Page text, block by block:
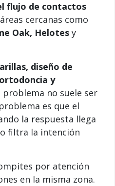
flujo de contactos
cercanas como
Oak, Helotes y
diseño de
y
problema no suele ser
es que el
la respuesta llega
filtra la intención
por atención
en la misma zona.